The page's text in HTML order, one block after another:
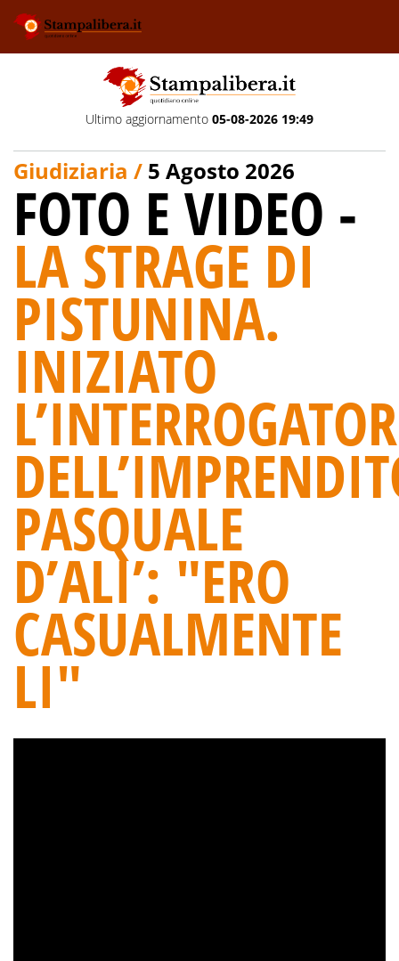
Ultimo aggiornamento 05-08-2026 19:49
Giudiziaria / 5 Agosto 2026
FOTO E VIDEO -
LA STRAGE DI
PISTUNINA.
INIZIATO
PASQUALE
D’ALI’: "ERO
CASUALMENTE
LI"